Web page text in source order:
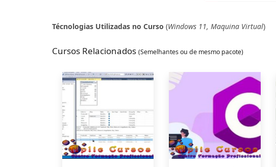
Técnologias Utilizadas no Curso (Windows 11, Maquina Virtual)
Cursos Relacionados (Semelhantes ou de mesmo pacote)